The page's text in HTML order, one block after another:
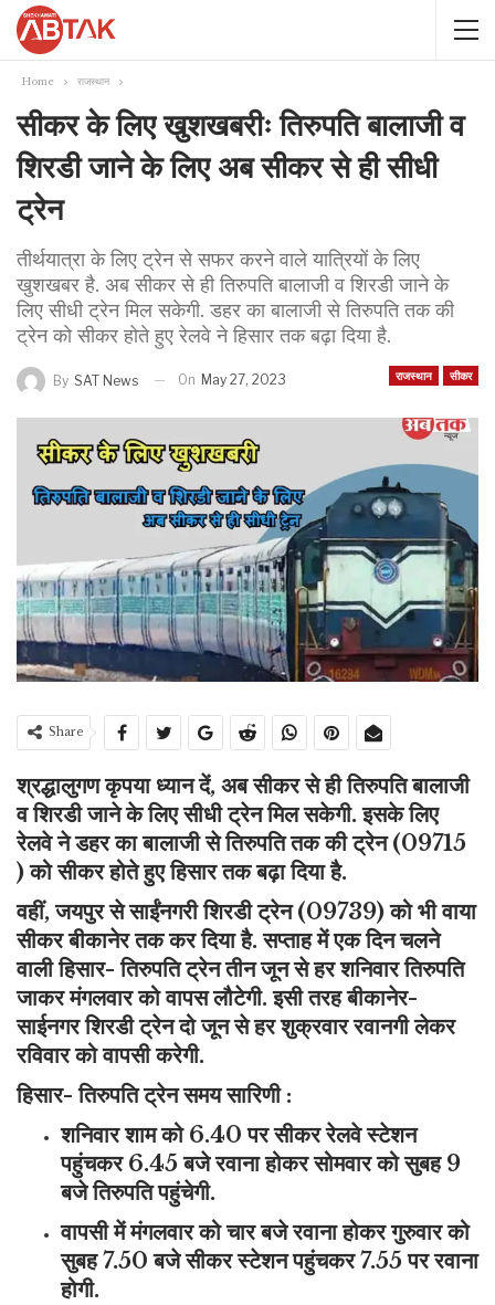
Home राजस्थान
सीकर के लिए खुशखबरीः तिरुपति बालाजी व
शिरडी जाने के लिए अब सीकर से ही सीधी
ट्रेन
तीर्थयात्रा के लिए ट्रेन से सफर करने वाले यात्रियों के लिए
खुशखबर है. अब सीकर से ही तिरुपति बालाजी व शिरडी जाने के
लिए सीधी ट्रेन मिल सकेगी. डहर का बालाजी से तिरुपति तक की
ट्रेन को सीकर होते हुए रेलवे ने हिसार तक बढ़ा दिया है.
राजस्थान सीकर
By SAT News On May 27, 2023
Share
श्रद्धालुगण कृपया ध्यान दें, अब सीकर से ही तिरुपति बालाजी
व शिरडी जाने के लिए सीधी ट्रेन मिल सकेगी. इसके लिए
रेलवे ने डहर का बालाजी से तिरुपति तक की ट्रेन (09715
) को सीकर होते हुए हिसार तक बढ़ा दिया है.
वहीं, जयपुर से साईंनगरी शिरडी ट्रेन (09739) को भी वाया
सीकर बीकानेर तक कर दिया है. सप्ताह में एक दिन चलने
वाली हिसार- तिरुपति ट्रेन तीन जून से हर शनिवार तिरुपति
जाकर मंगलवार को वापस लौटेगी. इसी तरह बीकानेर-
साईनगर शिरडी ट्रेन दो जून से हर शुक्रवार रवानगी लेकर
रविवार को वापसी करेगी.
हिसार- तिरुपति ट्रेन समय सारिणी :
शनिवार शाम को 6.40 पर सीकर रेलवे स्टेशन
पहुंचकर 6.45 बजे रवाना होकर सोमवार को सुबह 9
बजे तिरुपति पहुंचेगी.
वापसी में मंगलवार को चार बजे रवाना होकर गुरुवार को
सुबह 7.50 बजे सीकर स्टेशन पहुंचकर 7.55 पर रवाना
होगी.